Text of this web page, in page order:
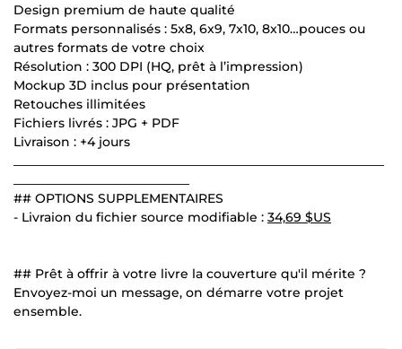
Design premium de haute qualité
Formats personnalisés : 5x8, 6x9, 7x10, 8x10…pouces ou
autres formats de votre choix
Résolution : 300 DPI (HQ, prêt à l’impression)
Mockup 3D inclus pour présentation
Retouches illimitées
Fichiers livrés : JPG + PDF
Livraison : +4 jours
## OPTIONS SUPPLEMENTAIRES
- Livraion du fichier source modifiable : 34,69 $US
## Prêt à offrir à votre livre la couverture qu'il mérite ?
Envoyez-moi un message, on démarre votre projet
ensemble.